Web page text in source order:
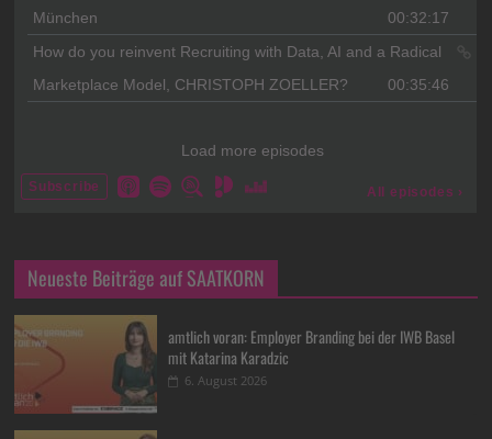
Neueste Beiträge auf SAATKORN
amtlich voran: Employer Branding bei der IWB Basel
mit Katarina Karadzic
6. August 2026